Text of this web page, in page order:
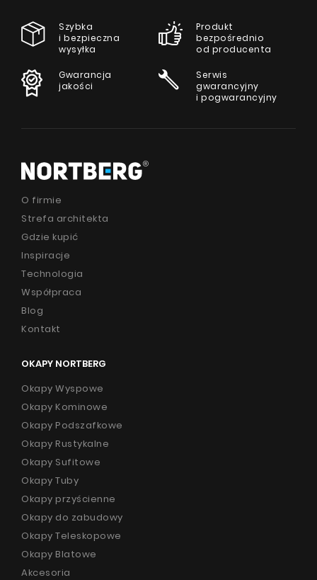
Szybka
i bezpieczna
wysyłka
Produkt
bezpośrednio
od producenta
Gwarancja
jakości
Serwis
gwarancyjny
i pogwarancyjny
O firmie
Strefa architekta
Gdzie kupić
Inspiracje
Technologia
Współpraca
Blog
Kontakt
OKAPY NORTBERG
Okapy Wyspowe
Okapy Kominowe
Okapy Podszafkowe
Okapy Rustykalne
Okapy Sufitowe
Okapy Tuby
Okapy przyścienne
Okapy do zabudowy
Okapy Teleskopowe
Okapy Blatowe
Akcesoria